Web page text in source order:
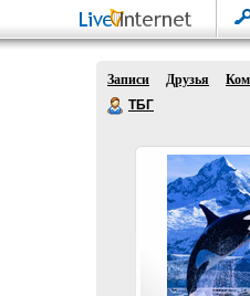
Записи Друзья
ТБГ